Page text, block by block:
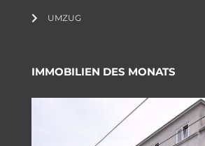
UMZUG
IMMOBILIEN DES MONATS